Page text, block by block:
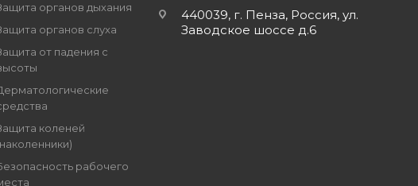
органов дыхания
органов слуха
от падения с
коленей
рабочего
440039, г. Пенза, Россия, ул.
Заводское шоссе д.6